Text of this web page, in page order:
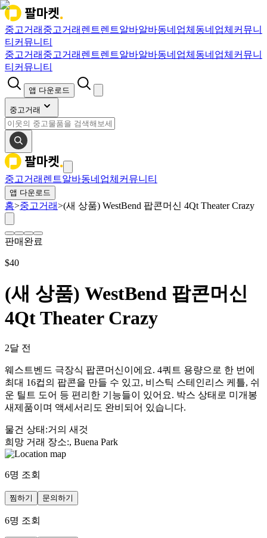
중고거래 중고거래 렌트렌트알바알바동네업체 동네업체 커뮤니
티 커뮤니티
중고거래 중고거래 렌트렌트알바알바동네업체 동네업체 커뮤니
티 커뮤니티
앱 다운로드
중고거래
중고거래 렌트알바동네업체 커뮤니티
앱 다운로드
홈>중고거래>(새 상품) WestBend 팝콘머신 4Qt Theater Crazy
판매완료
$40
(새 상품) WestBend 팝콘머신
4Qt Theater Crazy
2달 전
웨스트벤드 극장식 팝콘머신이에요. 4쿼트 용량으로 한 번에
최대 16컵의 팝콘을 만들 수 있고, 비스틱 스테인리스 케틀, 쉬
운 틸트 도어 등 편리한 기능들이 있어요. 박스 상태로 미개봉
새제품이며 액세서리도 완비되어 있습니다.
물건 상태 :거의 새것
희망 거래 장소:, Buena Park
6명 조회
찜하기 문의하기
6명 조회